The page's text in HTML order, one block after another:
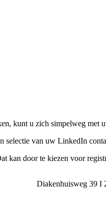
kunt u zich simpelweg met
selectie van uw LinkedIn
kan door te kiezen voor
Diakenhuisweg 39 I